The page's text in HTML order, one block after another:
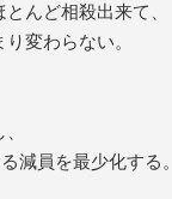
んど相殺出来て、
変わらない。
減員を最少化する。